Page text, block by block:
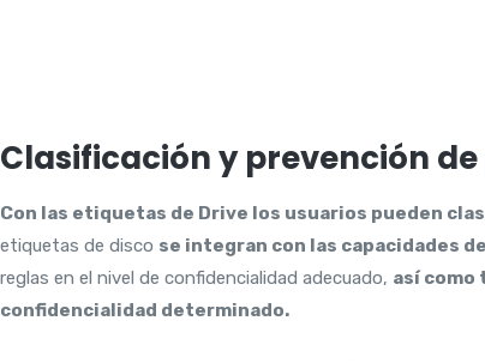
Clasificación y prevención
Con las etiquetas de Drive los usuarios pueden
etiquetas de disco se integran con las capacidades
reglas en el nivel de confidencialidad adecuado, así como
confidencialidad determinado.